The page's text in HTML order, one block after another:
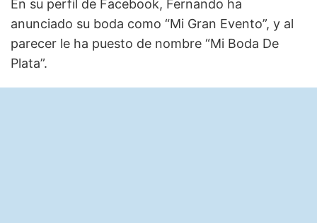
En su perfil de Facebook, Fernando ha
anunciado su boda como “Mi Gran Evento”, y al
parecer le ha puesto de nombre “Mi Boda De
Plata”.